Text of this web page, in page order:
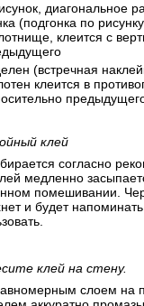
диагональное
(подгонка по
клеится с
(встречная
клеится в
клей
согласно
медленно
помешивании.
и будет
клей на стену.
слоем на